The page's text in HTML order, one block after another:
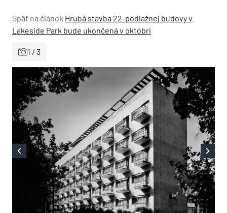
Späť na článok Hrubá stavba 22-podlažnej budovy v
Lakeside Park bude ukončená v októbri
1 / 3